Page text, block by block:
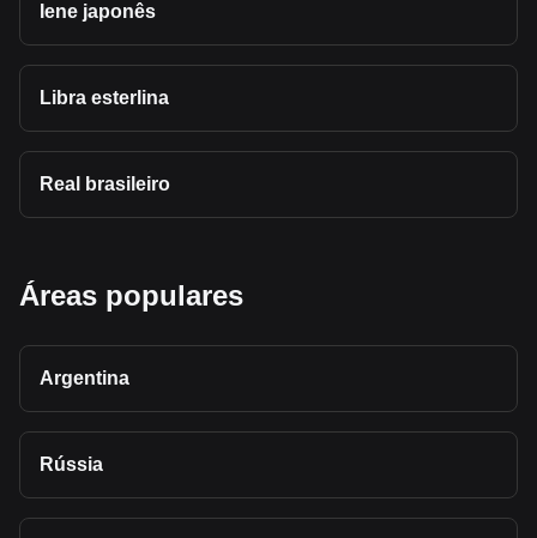
Iene japonês
Libra esterlina
Real brasileiro
Áreas populares
Argentina
Rússia